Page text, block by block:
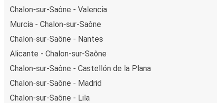
Chalon-sur-Saône - Valencia
Murcia - Chalon-sur-Saône
Chalon-sur-Saône - Nantes
Alicante - Chalon-sur-Saône
Chalon-sur-Saône - Castellón de la Plana
Chalon-sur-Saône - Madrid
Chalon-sur-Saône - Lila